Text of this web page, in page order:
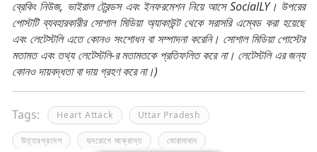
ব্রেকিং নিউজ, ভাইরাল ট্রেন্ডস এবং ইনফরমেশন নিয়ে আসে SocialLY। উপরের
পোস্টটি ব্যবহারকারীর সোশাল মিডিয়া অ্যাকাউন্ট থেকে সরাসরি এম্বেড করা হয়েছে
এবং লেটেস্টলি এতে কোনও সংশোধন বা সম্পাদনা করেনি। সোশাল মিডিয়া পোস্টের
মতামত এবং তথ্য লেটেস্টলি-র মতামতকে প্রতিফলিত করে না। লেটেস্টলি এর জন্য
কোনও দায়বদ্ধতা বা দায় গ্রহণ করে না।)
Tags: Heart Attack Uttar Pradesh
উত্তরপ্রদেশ হৃদরোগে আক্রান্ত মোরাদাবাদ